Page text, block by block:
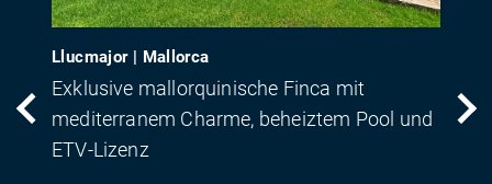
Llucmajor | Mallorca
Exklusive mallorquinische Finca mit
mediterranem Charme, beheiztem Pool und
ETV-Lizenz